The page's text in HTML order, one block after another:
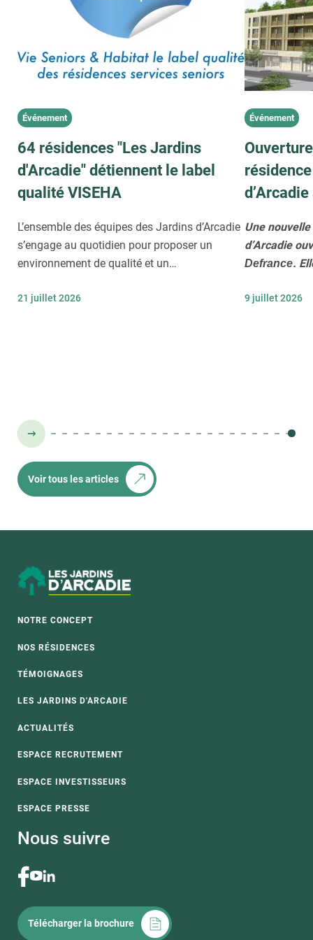
85 - LES SABLES-D’OLONNE
86 - CHÂTELLERAULT
87 - LIMOGES
91 - SAINT-MICHEL-SUR-ORGE
92 - COURBEVOIE LES HESPÉRIDES
92 - RUEIL-MALMAISON
94 - NOGENT-SUR-MARNE
94 - SAINT-MANDÉ
95 - SANNOIS
Événement
64 résidences "Les Jardins
d'Arcadie" détiennent le label
qualité VISEHA
L’ensemble des équipes des Jardins d’Arcadie
s’engage au quotidien pour proposer un
environnement de qualité et un
dévouement certifié par le premier label de
21 juillet 2026
Événement
Une
d’Arcadie
Defrance.
sa douceur
belles
9 juillet 2026
Voir tous les articles
NOTRE CONCEPT
NOS RÉSIDENCES
TÉMOIGNAGES
LES JARDINS D'ARCADIE
ACTUALITÉS
ESPACE RECRUTEMENT
ESPACE INVESTISSEURS
ESPACE PRESSE
Nous suivre
Télécharger la brochure